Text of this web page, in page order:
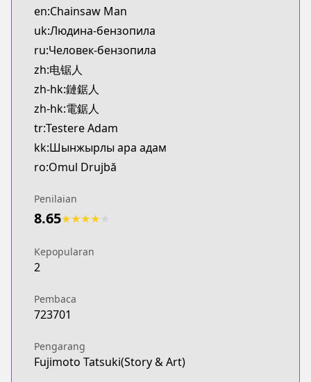
en:Chainsaw Man
uk:Людина-бензопила
ru:Человек-бензопила
zh:电锯人
zh-hk:鏈鋸人
zh-hk:電鋸人
tr:Testere Adam
kk:Шынжырлы ара адам
ro:Omul Drujbă
Penilaian
8.65★★★★
Kepopularan
2
Pembaca
723701
Pengarang
Fujimoto Tatsuki(Story & Art)